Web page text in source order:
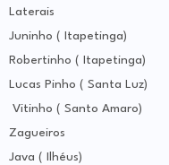
Laterais
Juninho ( Itapetinga)
Robertinho ( Itapetinga)
Lucas Pinho ( Santa Luz)
Vitinho ( Santo Amaro)
Zagueiros
Java ( Ilhéus)